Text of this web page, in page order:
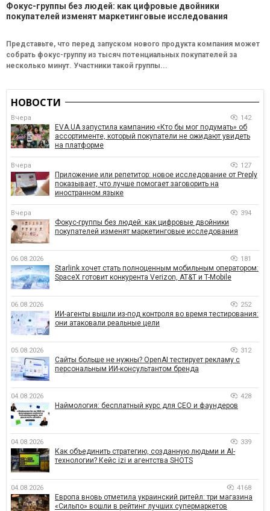
Фокус-группы без людей: как цифровые двойники
покупателей изменят маркетинговые исследования
Представьте, что перед запуском нового продукта компания может
собрать фокус-группу из тысяч потенциальных покупателей за
несколько минут. Участники такой группы...
НОВОСТИ
Вчера 142
EVA.UA запустила кампанию «Кто бы мог подумать» об
ассортименте, который покупатели не ожидают увидеть
на платформе
Вчера 127
Приложение или репетитор: новое исследование от Preply
показывает, что лучше помогает заговорить на
иностранном языке
Вчера 394
Фокус-группы без людей: как цифровые двойники
покупателей изменят маркетинговые исследования
06.08.2026 181
Starlink хочет стать полноценным мобильным оператором:
SpaceX готовит конкурента Verizon, AT&T и T-Mobile
06.08.2026 252
ИИ-агенты вышли из-под контроля во время тестирования:
они атаковали реальные цели
05.08.2026 312
Сайты больше не нужны? OpenAI тестирует рекламу с
персональным ИИ-консультантом бренда
04.08.2026 428
Наймология: бесплатный курс для CEO и фаундеров
04.08.2026 339
Как объединить стратегию, созданную людьми и AI-
технологии? Кейс izi и агентства SHOTS
04.08.2026 4168
Европа вновь отметила украинский ритейл: три магазина
«Сильпо» вошли в рейтинг лучших супермаркетов